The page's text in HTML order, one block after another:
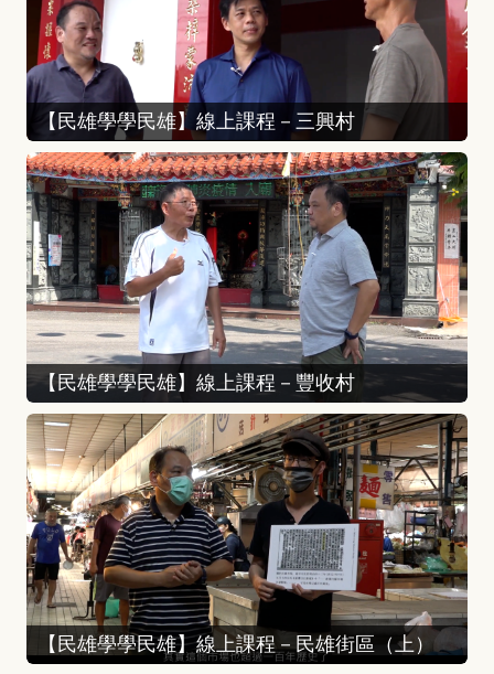
【民雄學學民雄】線上課程－三興村
【民雄學學民雄】線上課程－豐收村
【民雄學學民雄】線上課程－民雄街區（上）